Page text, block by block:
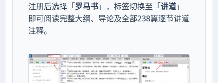
注册后选择「罗马书」，标签切换至「讲道」
即可阅读完整大纲、导论及全部238篇逐节讲道
注释。